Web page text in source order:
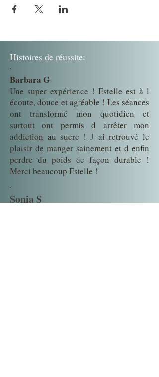
Histoires de réussite:
Barbara G
Une super expérience ! Estelle est à l
écoute, douce et agréable ! Les séances
ont transformé mon quotidien et
surtout ont permis d arrêter mon
addiction au sucre ! J ai retrouvé le
plaisir de manger sainement et d enfin
perdre du poids de façon durable !
Merci beaucoup Estelle !
Sonia S